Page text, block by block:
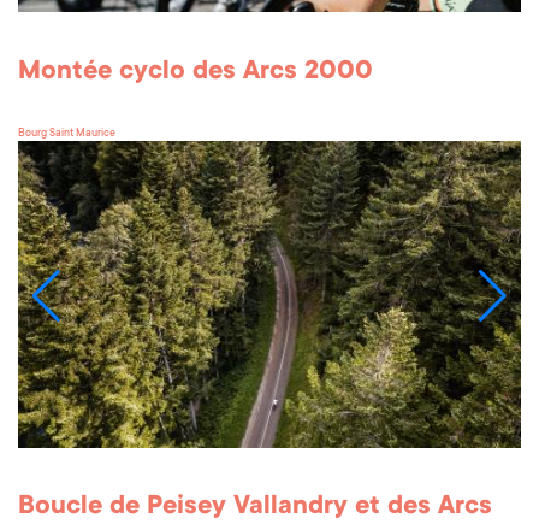
Montée cyclo des Arcs 2000
Bourg Saint Maurice
Boucle de Peisey Vallandry et des Arcs